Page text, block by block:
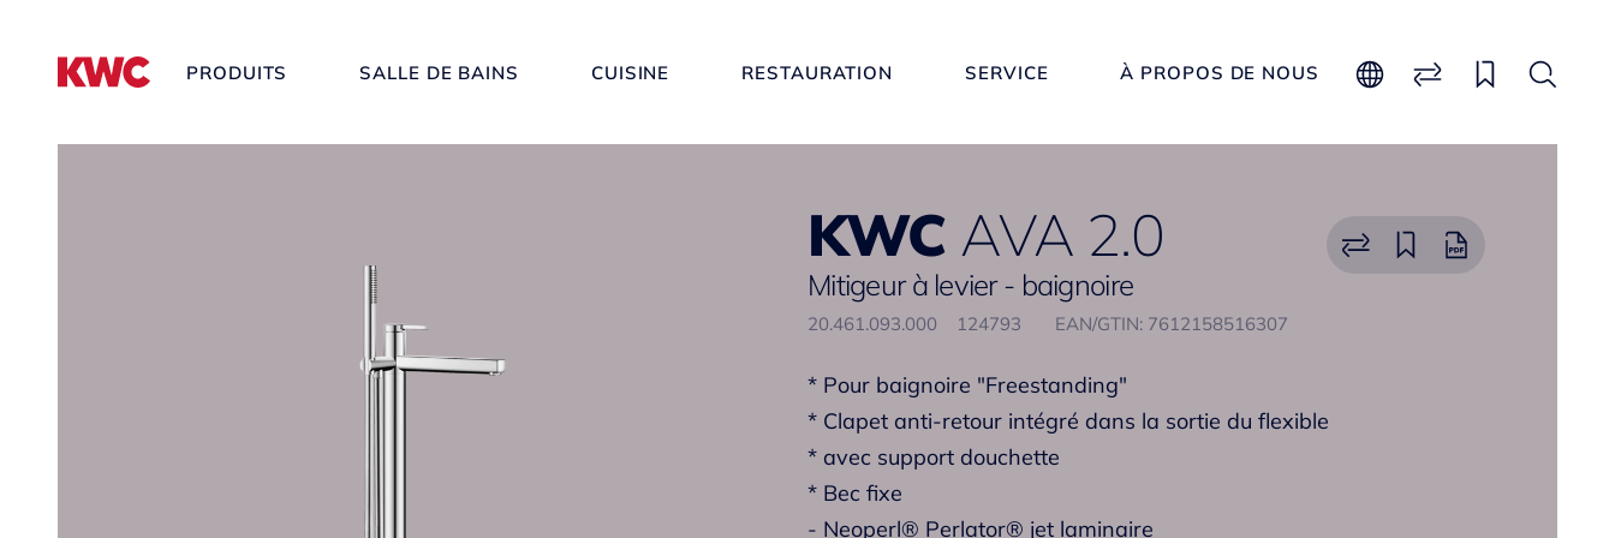
PRODUITS SALLE DE BAINS CUISINE RESTAURATION SERVICE À PROPOS DE NOUS
KWC AVA 2.0
Mitigeur à levier - baignoire
20.461.093.000 124793 EAN/GTIN: 7612158516307
* Pour baignoire "Freestanding"
* Clapet anti-retour intégré dans la sortie du flexible
* avec support douchette
* Bec fixe
- Neoperl® Perlator® jet laminaire